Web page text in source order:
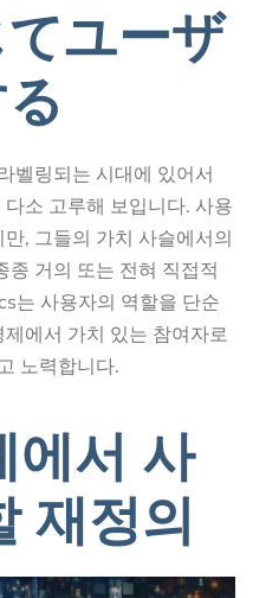
ユーザ
벨링되는 시대에 있어서
소 고루해 보입니다. 사용
, 그들의 가치 사슬에서의
종 거의 또는 전혀 직접적
는 사용자의 역할을 단순
에서 가치 있는 참여자로
노력합니다.
에서 사
재정의